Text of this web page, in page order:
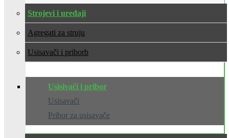
Strojevi i uređaji
Agregati za struju
Usisavači i pribor
Usisivači i pribor
Usisavači
Pribor za usisavače